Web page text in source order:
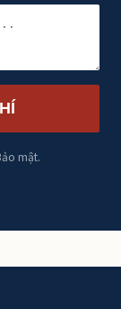
mật.